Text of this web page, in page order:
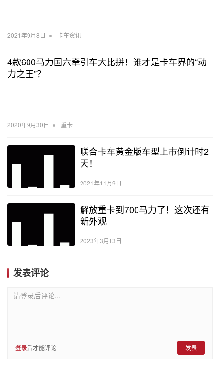
2021年9月8日 • 卡车资讯
4款600马力国六牵引车大比拼！谁才是卡车界的“动
力之王”？
2020年9月30日 • 重卡
联合卡车黄金版车型上市倒计时2
天！
2021年11月9日
解放重卡到700马力了！这次还有
新外观
2023年3月13日
发表评论
请登录后评论...
登录后才能评论 发表